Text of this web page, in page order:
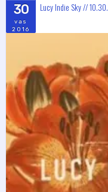
30
vas
2016
Lucy Indie Sky // 10.30.